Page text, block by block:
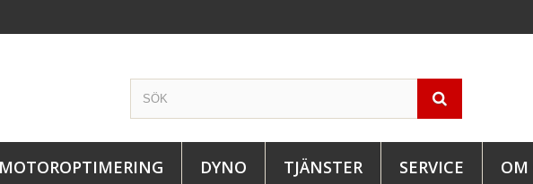
MOTOROPTIMERING DYNO TJÄNSTER SERVICE OM